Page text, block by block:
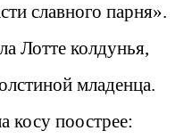
славного парня».
Лотте колдунья,
младенца.
косу поострее: